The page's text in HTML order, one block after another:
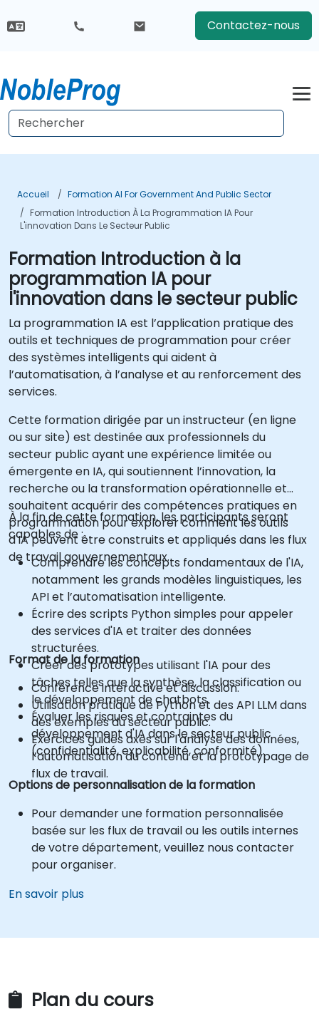
Contactez-nous
Accueil
Formation AI For Government And Public Sector
Formation Introduction À La Programmation IA Pour
L'innovation Dans Le Secteur Public
Formation Introduction à la
programmation IA pour
l'innovation dans le secteur public
La programmation IA est l’application pratique des
outils et techniques de programmation pour créer
des systèmes intelligents qui aident à
l’automatisation, à l’analyse et au renforcement des
services.
Cette formation dirigée par un instructeur (en ligne
ou sur site) est destinée aux professionnels du
secteur public ayant une expérience limitée ou
émergente en IA, qui soutiennent l’innovation, la
recherche ou la transformation opérationnelle et
souhaitent acquérir des compétences pratiques en
programmation pour explorer comment les outils
d'IA peuvent être construits et appliqués dans les flux
de travail gouvernementaux.
À la fin de cette formation, les participants seront
capables de :
Comprendre les concepts fondamentaux de l'IA,
notamment les grands modèles linguistiques, les
API et l’automatisation intelligente.
Écrire des scripts Python simples pour appeler
des services d'IA et traiter des données
structurées.
Créer des prototypes utilisant l'IA pour des
tâches telles que la synthèse, la classification ou
le développement de chatbots.
Évaluer les risques et contraintes du
développement d'IA dans le secteur public
(confidentialité, explicabilité, conformité).
Format de la formation
Conférence interactive et discussion.
Utilisation pratique de Python et des API LLM dans
des exemples du secteur public.
Exercices guidés axés sur l'analyse des données,
l’automatisation du contenu et la prototypage de
flux de travail.
Options de personnalisation de la formation
Pour demander une formation personnalisée
basée sur les flux de travail ou les outils internes
de votre département, veuillez nous contacter
pour organiser.
En savoir plus
Plan du cours